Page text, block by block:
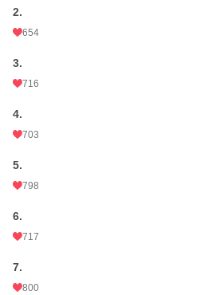
文字数
更新日時
初回公開日時
初回完結日時
週間ポイント
2.
654
3.
716
4.
703
5.
798
6.
717
7.
800